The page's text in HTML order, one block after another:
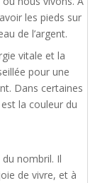
les pieds sur
de l’argent.
vitale et la
pour une
Dans certaines
la couleur du
nombril. Il
de vivre, et à